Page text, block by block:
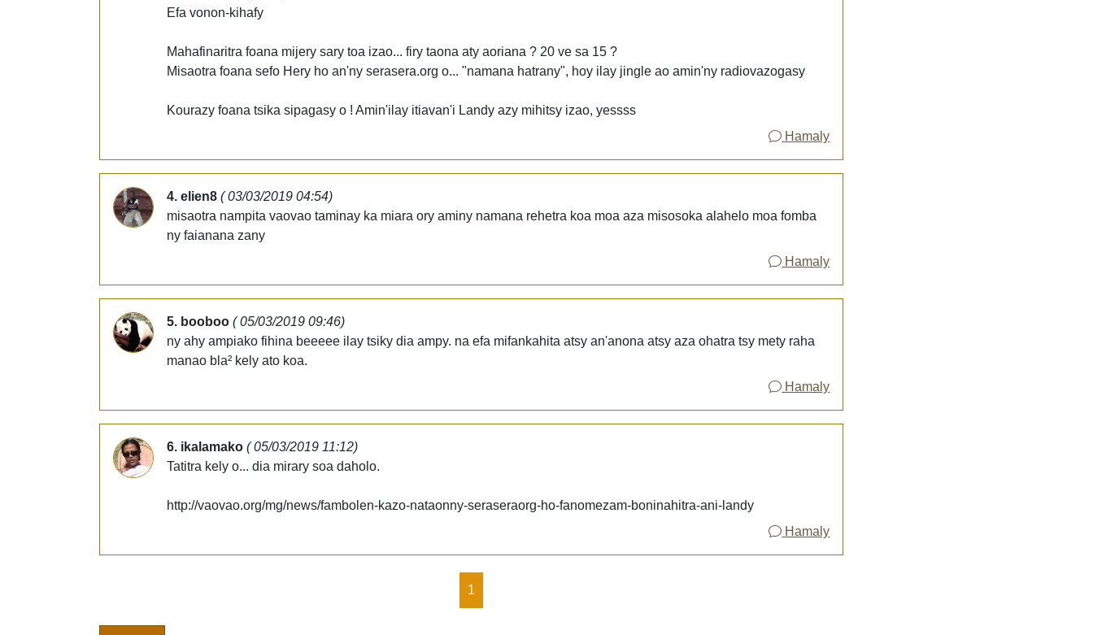
Efa vonon-kihafy
Mahafinaritra foana mijery sary toa izao... firy taona aty aoriana ? 20 ve sa 15 ?
Misaotra foana sefo Hery ho an'ny serasera.org o... "namana hatrany", hoy ilay jingle ao amin'ny radiovazogasy
Kourazy foana tsika sipagasy o ! Amin'ilay itiavan'i Landy azy mihitsy izao, yessss
Hamaly
4. elien8 ( 03/03/2019 04:54)
misaotra nampita vaovao taminay ka miara ory aminy namana rehetra koa moa aza misosoka alahelo moa fomba
ny faianana zany
Hamaly
5. booboo ( 05/03/2019 09:46)
ny ahy ampiako fihina beeeee ilay tsiky dia ampy. na efa mifankahita atsy an'anona atsy aza ohatra tsy mety raha
manao bla² kely ato koa.
Hamaly
6. ikalamako ( 05/03/2019 11:12)
Tatitra kely o... dia mirary soa daholo.
http://vaovao.org/mg/news/fambolen-kazo-nataonny-seraseraorg-ho-fanomezam-boninahitra-ani-landy
Hamaly
1